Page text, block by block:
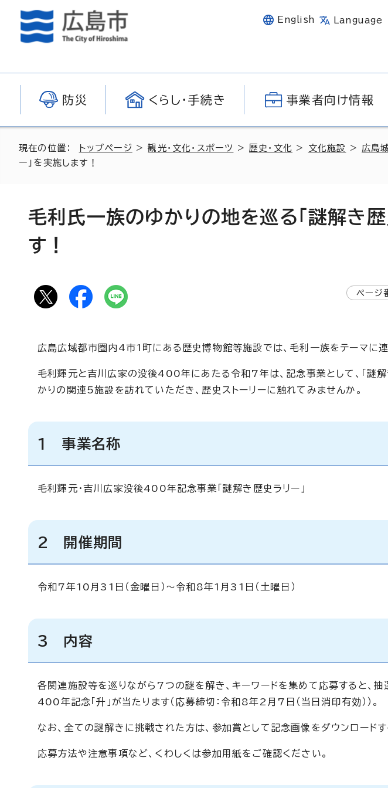
English Language
防災 くらし・手続き 事業者向け情報
現在の位置： トップページ >観光・文化・スポーツ >歴史・文化 > 文化施設 > 広島
ー」を実施します！
毛利氏一族のゆかりの地を巡る「謎解き歴
す！
ページ
広島広域都市圏内4市1町にある歴史博物館等施設では、毛利一族をテーマに連
毛利輝元と吉川広家の没後400年にあたる令和7年は、記念事業として、「謎解
かりの関連5施設を訪れていただき、歴史ストーリーに触れてみませんか。
1 事業名称
毛利輝元・吉川広家没後400年記念事業「謎解き歴史ラリー」
2 開催期間
令和7年10月31日（金曜日）～令和8年1月31日（土曜日）
3 内容
各関連施設等を巡りながら7つの謎を解き、キーワードを集めて応募すると、
400年記念「升」が当たります（応募締切：令和8年2月7日（当日消印有効））。
なお、全ての謎解きに挑戦された方は、参加賞として記念画像をダウンロードす
応募方法や注意事項など、くわしくは参加用紙をご確認ください。